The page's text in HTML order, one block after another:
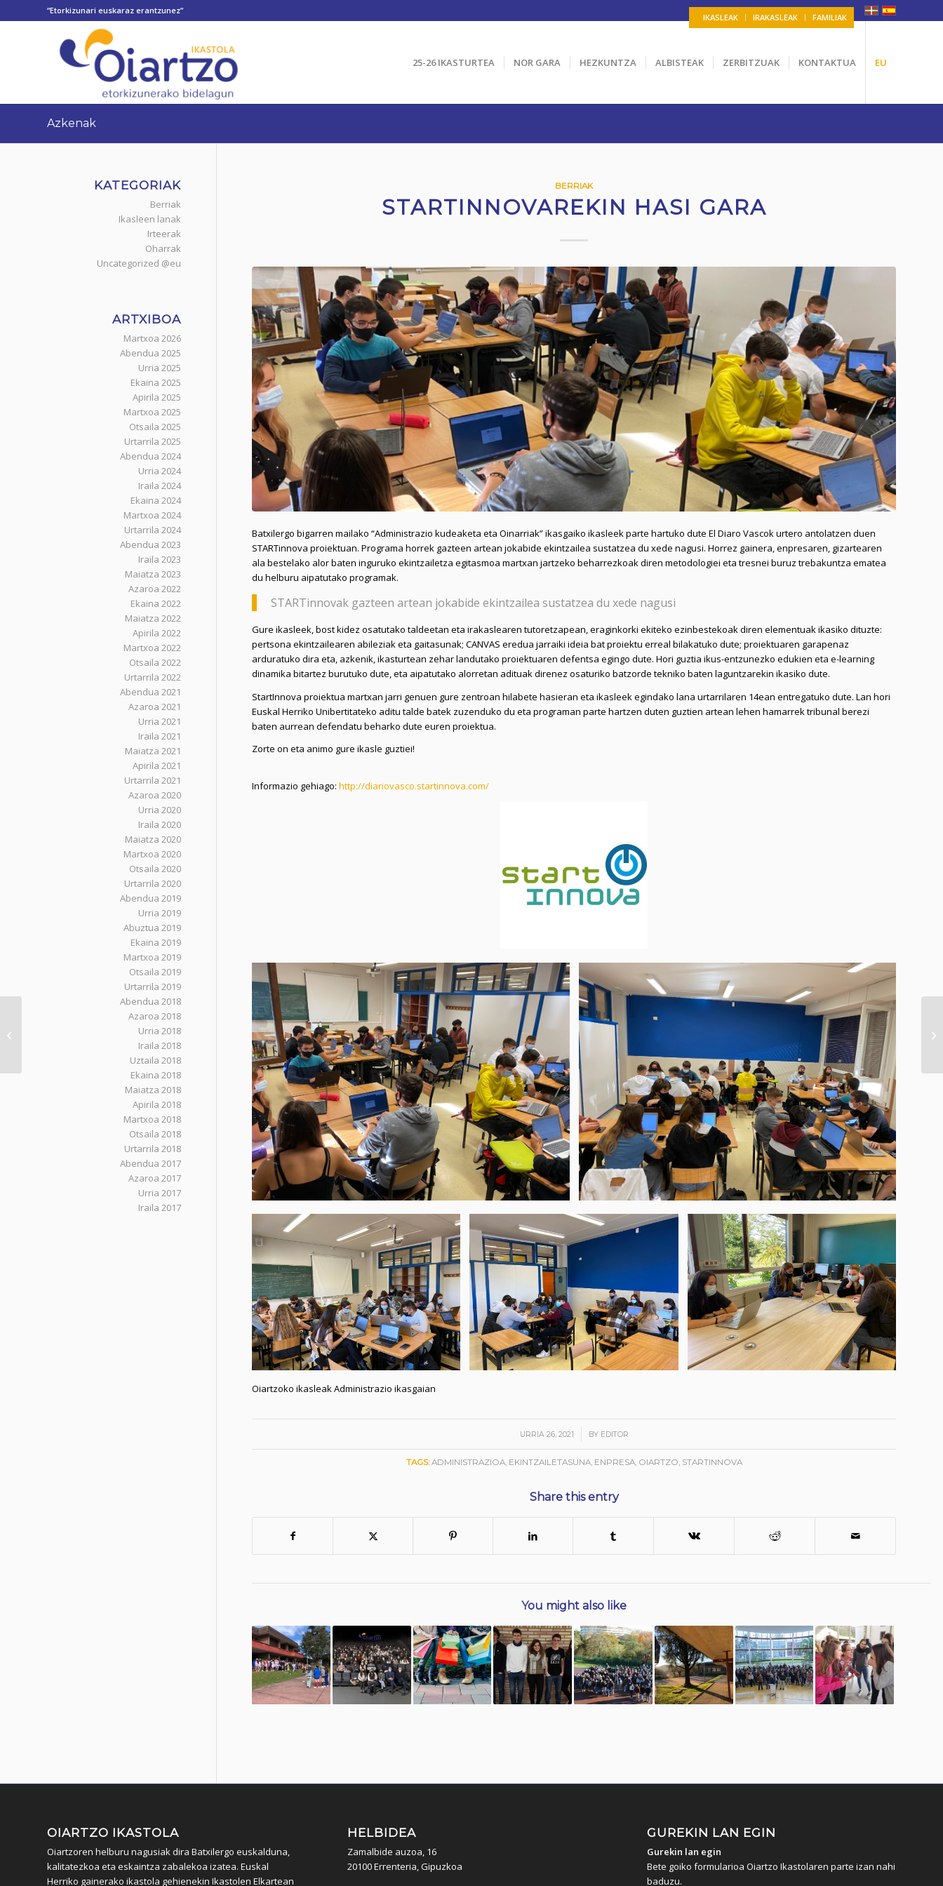
IKASLEAK IRAKASLEAK FAMILIAK
“Etorkizunari euskaraz erantzunez”
25-26 IKASTURTEA NOR GARA HEZKUNTZA ALBISTEAK ZERBITZUAK KONTAKTUA EU
Azkenak
BERRIAK
STARTINNOVAREKIN HASI GARA
Batxilergo bigarren mailako “Administrazio kudeaketa eta Oinarriak” ikasgaiko ikasleek parte hartuko dute El Diaro Vascok urtero antolatzen duen
STARTinnova proiektuan. Programa horrek gazteen artean jokabide ekintzailea sustatzea du xede nagusi. Horrez gainera, enpresaren, gizartearen
ala bestelako alor baten inguruko ekintzailetza egitasmoa martxan jartzeko beharrezkoak diren metodologiei eta tresnei buruz trebakuntza ematea
du helburu aipatutako programak.
STARTinnovak gazteen artean jokabide ekintzailea sustatzea du xede nagusi
Gure ikasleek, bost kidez osatutako taldeetan eta irakaslearen tutoretzapean, eraginkorki ekiteko ezinbestekoak diren elementuak ikasiko dituzte:
pertsona ekintzailearen abileziak eta gaitasunak; CANVAS eredua jarraiki ideia bat proiektu erreal bilakatuko dute; proiektuaren garapenaz
arduratuko dira eta, azkenik, ikasturtean zehar landutako proiektuaren defentsa egingo dute. Hori guztia ikus-entzunezko edukien eta e-learning
dinamika bitartez burutuko dute, eta aipatutako alorretan adituak direnez osaturiko batzorde tekniko baten laguntzarekin ikasiko dute.
StartInnova proiektua martxan jarri genuen gure zentroan hilabete hasieran eta ikasleek egindako lana urtarrilaren 14ean entregatuko dute. Lan hori
Euskal Herriko Unibertitateko aditu talde batek zuzenduko du eta programan parte hartzen duten guztien artean lehen hamarrek tribunal berezi
baten aurrean defendatu beharko dute euren proiektua.
Zorte on eta animo gure ikasle guztiei!
Informazio gehiago: http://diariovasco.startinnova.com/
Oiartzoko ikasleak Administrazio ikasgaian
URRIA 26, 2021
/ BY EDITOR
TAGS: ADMINISTRAZIOA, EKINTZAILETASUNA, ENPRESA, OIARTZO, STARTINNOVA
Share this entry
You might also like
KATEGORIAK
Berriak
Ikasleen lanak
Irteerak
Oharrak
Uncategorized @eu
ARTXIBOA
Martxoa 2026
Abendua 2025
Urria 2025
Ekaina 2025
Apirila 2025
Martxoa 2025
Otsaila 2025
Urtarrila 2025
Abendua 2024
Urria 2024
Iraila 2024
Ekaina 2024
Martxoa 2024
Urtarrila 2024
Abendua 2023
Iraila 2023
Maiatza 2023
Azaroa 2022
Ekaina 2022
Maiatza 2022
Apirila 2022
Martxoa 2022
Otsaila 2022
Urtarrila 2022
Abendua 2021
Azaroa 2021
Urria 2021
Iraila 2021
Maiatza 2021
Apirila 2021
Urtarrila 2021
Azaroa 2020
Urria 2020
Iraila 2020
Maiatza 2020
Martxoa 2020
Otsaila 2020
Urtarrila 2020
Abendua 2019
Urria 2019
Abuztua 2019
Ekaina 2019
Martxoa 2019
Otsaila 2019
Urtarrila 2019
Abendua 2018
Azaroa 2018
Urria 2018
Iraila 2018
Uztaila 2018
Ekaina 2018
Maiatza 2018
Apirila 2018
Martxoa 2018
Otsaila 2018
Urtarrila 2018
Abendua 2017
Azaroa 2017
Urria 2017
Iraila 2017
OIARTZO IKASTOLA
Oiartzoren helburu nagusiak dira Batxilergo euskalduna,
kalitatezkoa eta eskaintza zabalekoa izatea. Euskal
Herriko gainerako ikastola gehienekin Ikastolen Elkartean
HELBIDEA
Zamalbide auzoa, 16
20100 Errenteria, Gipuzkoa
GUREKIN LAN EGIN
Gurekin lan egin
Bete goiko formularioa Oiartzo Ikastolaren parte izan nahi
baduzu.